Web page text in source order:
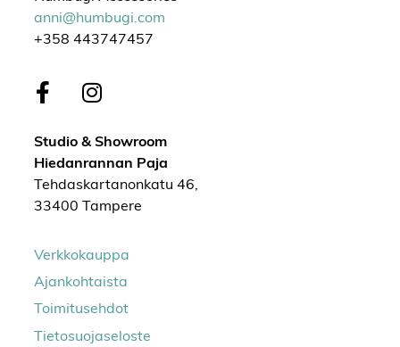
anni@humbugi.com
+358 443747457
Studio & Showroom
Hiedanrannan Paja
Tehdaskartanonkatu 46,
33400 Tampere
Verkkokauppa
Ajankohtaista
Toimitusehdot
Tietosuojaseloste